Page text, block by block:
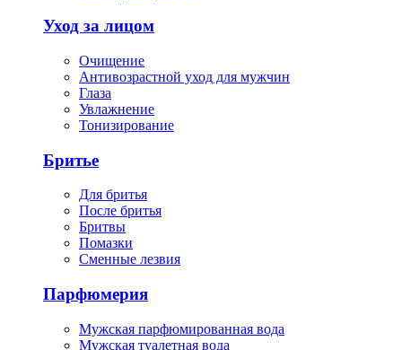
Уход за лицом
Очищение
Антивозрастной уход для мужчин
Глаза
Увлажнение
Тонизирование
Бритье
Для бритья
После бритья
Бритвы
Помазки
Сменные лезвия
Парфюмерия
Мужская парфюмированная вода
Мужская туалетная вода